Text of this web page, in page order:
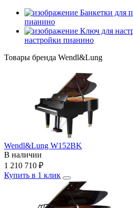
пианино
настройки пианино
Товары бренда Wendl&Lung
Wendl&Lung W152BK
В наличии
1 210 710 ₽
Купить в 1 клик